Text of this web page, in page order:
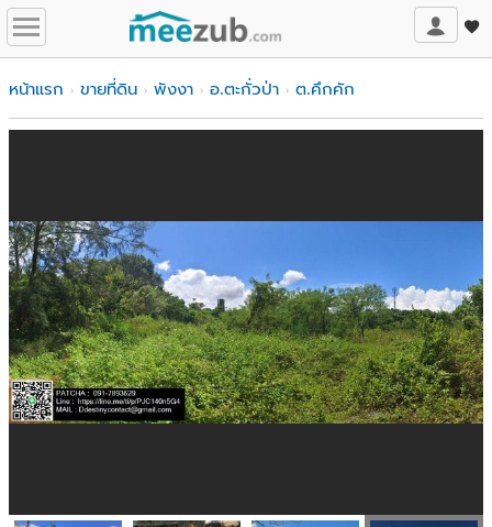
หน้าแรก ขายที่ดิน พังงา อ.ตะกั่วป่า ต.คึกคัก